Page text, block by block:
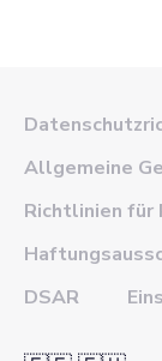
Allgemeine
Richtlinien für
DSAR